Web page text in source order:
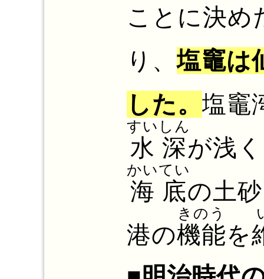
ことに決め
り、塩竈は
した。塩竈
水深
すいしん
が浅
海底
かいてい
の土
港の機能
きのう
を